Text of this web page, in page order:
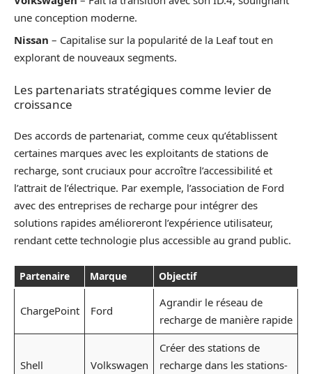
une conception moderne.
Nissan – Capitalise sur la popularité de la Leaf tout en
explorant de nouveaux segments.
Les partenariats stratégiques comme levier de
croissance
Des accords de partenariat, comme ceux qu’établissent
certaines marques avec les exploitants de stations de
recharge, sont cruciaux pour accroître l’accessibilité et
l’attrait de l’électrique. Par exemple, l’association de Ford
avec des entreprises de recharge pour intégrer des
solutions rapides amélioreront l’expérience utilisateur,
rendant cette technologie plus accessible au grand public.
Partenaire Marque Objectif
ChargePoint Ford
Agrandir le réseau de
recharge de manière rapide
Shell Volkswagen
Créer des stations de
recharge dans les stations-